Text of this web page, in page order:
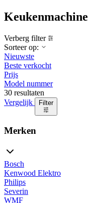
Keukenmachine
Verberg filter
Sorteer op:
Nieuwste
Beste verkocht
Prijs
Model nummer
30 resultaten
Vergelijk
Filter
Merken
Bosch
Kenwood Elektro
Philips
Severin
WMF